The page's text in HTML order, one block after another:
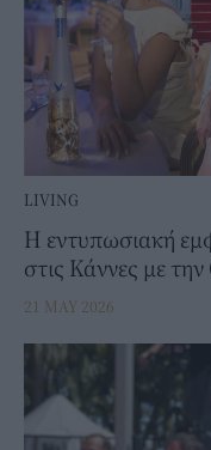
LIVING
Η εντυπωσιακή
στις Κάννες με
21 MAY 2026